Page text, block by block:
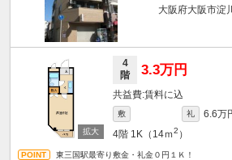
大阪府大阪市淀
4
階
3.3万円
賃料に込
敷 礼
6.6万
4階 1K（14ｍ2 ）
東三国駅最寄り敷金・礼金０円１Ｋ！